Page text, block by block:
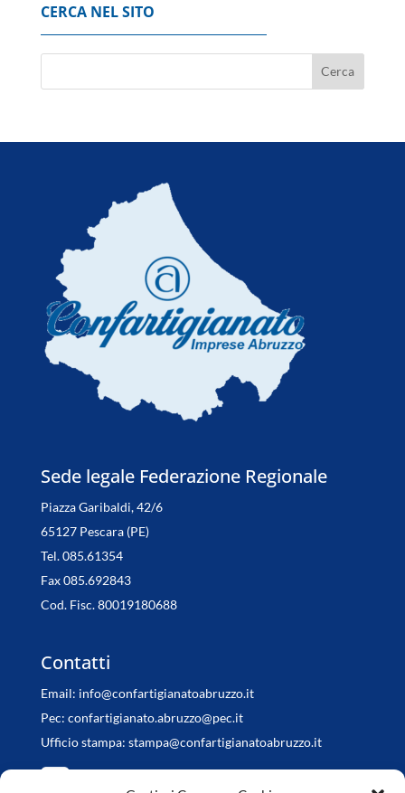
CERCA NEL SITO
Sede legale Federazione Regionale
Piazza Garibaldi, 42/6
65127 Pescara (PE)
Tel. 085.61354
Fax 085.692843
Cod. Fisc. 80019180688
Contatti
Email: info@confartigianatoabruzzo.it
Pec: confartigianato.abruzzo@pec.it
Ufficio stampa: stampa@confartigianatoabruzzo.it